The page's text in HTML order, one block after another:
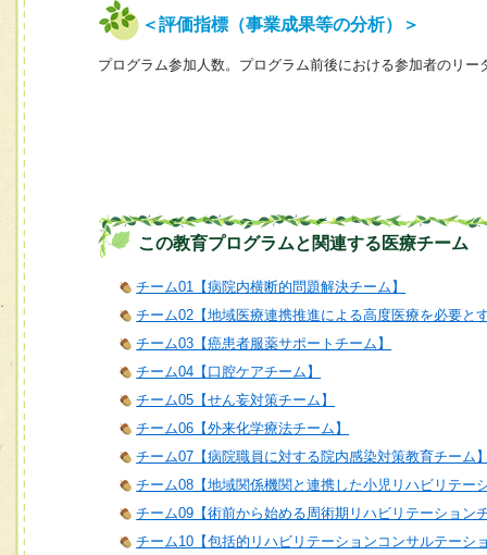
＜評価指標（事業成果等の分析）＞
プログラム参加人数。プログラム前後における参加者のリ
この教育プログラムと関連する医療チーム
チーム01【病院内横断的問題解決チーム】
チーム02【地域医療連携推進による高度医療を必要と
チーム03【癌患者服薬サポートチーム】
チーム04【口腔ケアチーム】
チーム05【せん妄対策チーム】
チーム06【外来化学療法チーム】
チーム07【病院職員に対する院内感染対策教育チーム
チーム08【地域関係機関と連携した小児リハビリテー
チーム09【術前から始める周術期リハビリテーション
チーム10【包括的リハビリテーションコンサルテーシ